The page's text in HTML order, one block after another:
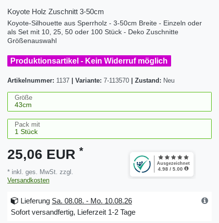
Koyote Holz Zuschnitt 3-50cm
Koyote-Silhouette aus Sperrholz - 3-50cm Breite - Einzeln oder
als Set mit 10, 25, 50 oder 100 Stück - Deko Zuschnitte
Größenauswahl
Produktionsartikel - Kein Widerruf möglich
Artikelnummer: 1137 Variante: 7-113570 Zustand: Neu
Größe
Pack mit
25,06 EUR *
* inkl. ges. MwSt. zzgl.
Versandkosten
Lieferung Sa. 08.08. - Mo. 10.08.26
Sofort versandfertig, Lieferzeit 1-2 Tage